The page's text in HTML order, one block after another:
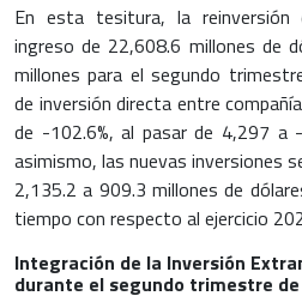
En esta tesitura, la
ingreso de 22,608.6 millones de
millones para el segundo
de inversión directa entre
de -102.6%, al pasar de 4,297 a
asimismo, las nuevas inversiones
2,135.2 a 909.3 millones de
tiempo con respecto al ejercicio
Integración de la Inversión
durante el segundo trimestre